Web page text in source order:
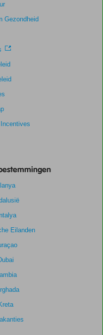
Gezondheid
Eilanden